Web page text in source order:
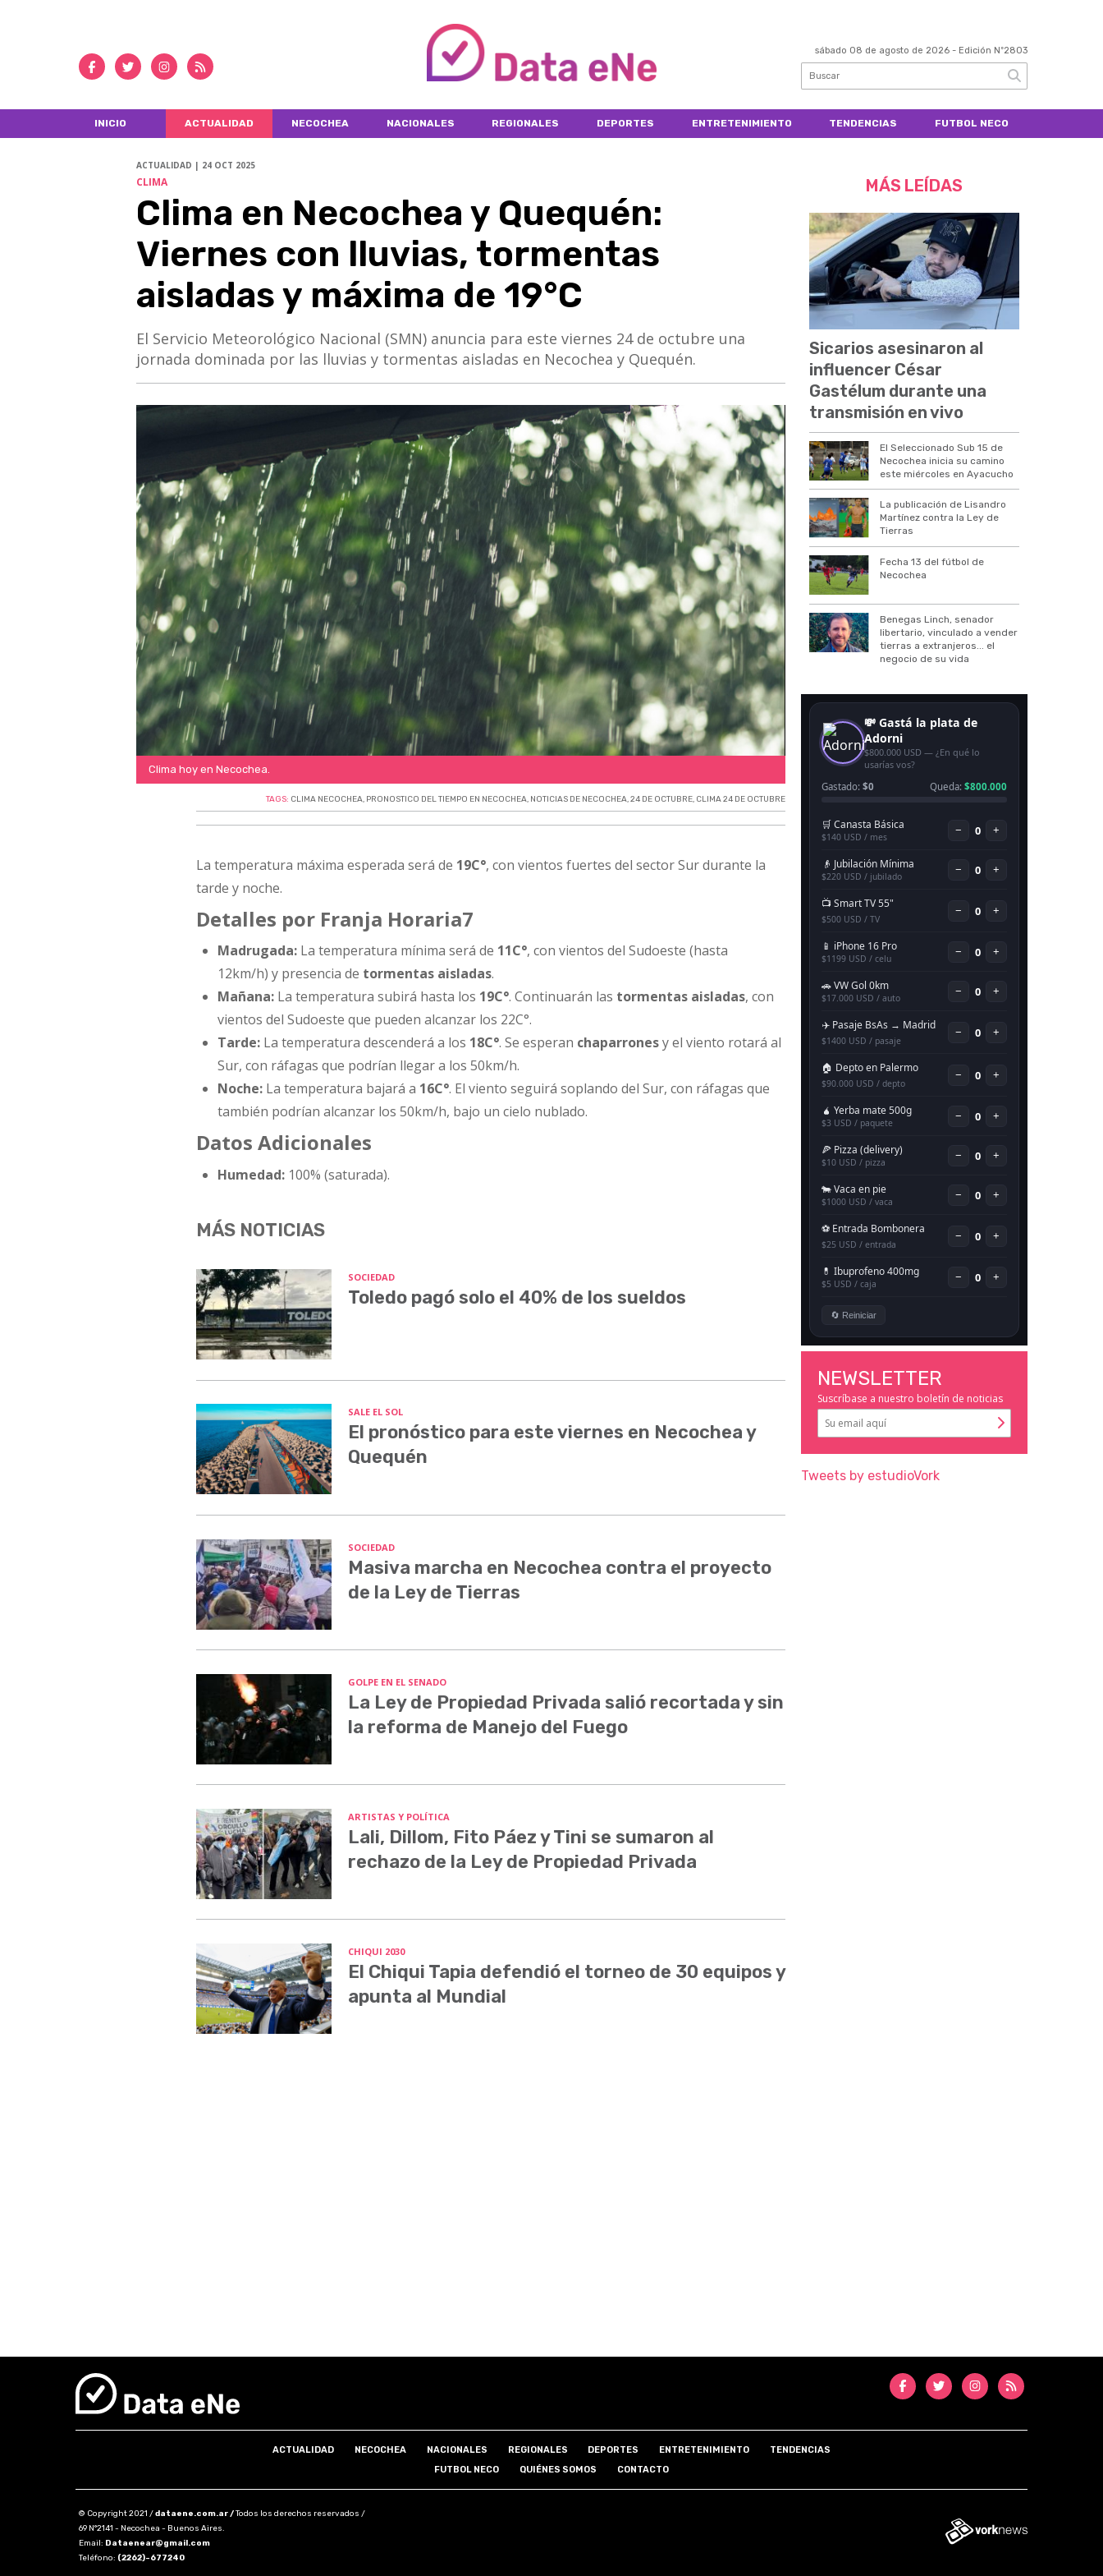
sábado 08 de agosto de 2026 - Edición Nº2803
INICIO ACTUALIDAD NECOCHEA NACIONALES REGIONALES DEPORTES ENTRETENIMIENTO TENDENCIAS FUTBOL NECO
ACTUALIDAD | 24 OCT 2025
CLIMA
Clima en Necochea y Quequén:
Viernes con lluvias, tormentas
aisladas y máxima de 19°C
El Servicio Meteorológico Nacional (SMN) anuncia para este viernes 24 de octubre una
jornada dominada por las lluvias y tormentas aisladas en Necochea y Quequén.
Clima hoy en Necochea. Clima hoy en Necochea.
TAGS: CLIMA NECOCHEA, PRONOSTICO DEL TIEMPO EN NECOCHEA, NOTICIAS DE NECOCHEA,24 DE OCTUBRE, CLIMA 24 DE OCTUBRE
La temperatura máxima esperada será de 19C°, con vientos fuertes del sector Sur durante la
tarde y noche.
Detalles por Franja Horaria7
Madrugada:La temperatura mínima será de 11C°, con vientos del Sudoeste (hasta
12km/h) y presencia de tormentas aisladas.
Mañana:La temperatura subirá hasta los 19C°. Continuarán las tormentas aisladas, con
vientos del Sudoeste que pueden alcanzar los 22C°.
Tarde:La temperatura descenderá a los 18C°. Se esperan chaparronesy el viento rotará al
Sur, con ráfagas que podrían llegar a los 50km/h.
Noche:La temperatura bajará a 16C°. El viento seguirá soplando del Sur, con ráfagas que
también podrían alcanzar los 50km/h, bajo un cielo nublado.
Datos Adicionales
Humedad:100% (saturada).
MÁS NOTICIAS
SOCIEDAD
Toledo pagó solo el 40% de los sueldos
SALE EL SOL
El pronóstico para este viernes en Necochea y
Quequén
SOCIEDAD
Masiva marcha en Necochea contra el proyecto
de la Ley de Tierras
GOLPE EN EL SENADO
La Ley de Propiedad Privada salió recortada y sin
la reforma de Manejo del Fuego
ARTISTAS Y POLÍTICA
Lali, Dillom, Fito Páez y Tini se sumaron al
rechazo de la Ley de Propiedad Privada
CHIQUI 2030
El Chiqui Tapia defendió el torneo de 30 equipos y
apunta al Mundial
MÁS LEÍDAS
Sicarios asesinaron al
influencer César
Gastélum durante una
transmisión en vivo
El Seleccionado Sub 15 de
Necochea inicia su camino
este miércoles en Ayacucho
La publicación de Lisandro
Martínez contra la Ley de
Tierras
Fecha 13 del fútbol de
Necochea
Benegas Linch, senador
libertario, vinculado a vender
tierras a extranjeros... el
negocio de su vida
NEWSLETTER
Suscríbase a nuestro boletín de noticias
Tweets by estudioVork
ACTUALIDAD NECOCHEA NACIONALES REGIONALES DEPORTES ENTRETENIMIENTO
TENDENCIAS
FUTBOL NECO
QUIÉNES SOMOS CONTACTO
© Copyright 2021 /dataene.com.ar /Todos los derechos reservados /
69 N°2141 - Necochea - Buenos Aires.
Email: Dataenear@gmail.com
Teléfono: (2262)-677240